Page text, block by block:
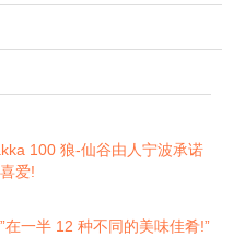
100 狼-仙谷由人宁波承诺
爱!
一半 12 种不同的美味佳肴!”